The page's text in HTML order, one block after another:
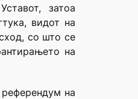
затоа
видот на
со што се
на
референдум на